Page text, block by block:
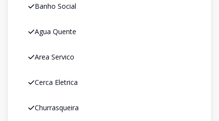
Banho Social
Agua Quente
Area Servico
Cerca Eletrica
Churrasqueira